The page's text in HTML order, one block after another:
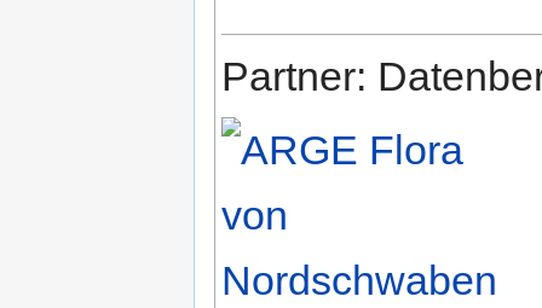
Partner: